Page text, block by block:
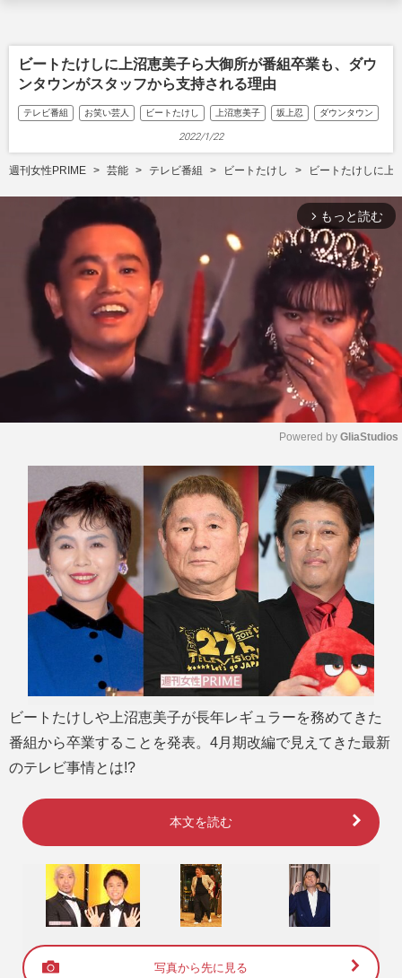
ビートたけしに上沼恵美子ら大御所が番組卒業も、ダウ
ンタウンがスタッフから支持される理由
テレビ番組 お笑い芸人 ビートたけし 上沼恵美子 坂上忍 ダウンタウン
2022/1/22
週刊女性PRIME 芸能 テレビ番組 ビートたけし ビートたけしに上
arrow_forward_ios もっと読む
M
u
t
e
Powered by GliaStudios
ビートたけしや上沼恵美子が長年レギュラーを務めてきた
番組から卒業することを発表。4月期改編で見えてきた最新
のテレビ事情とは!?
本文を読む
写真から先に見る